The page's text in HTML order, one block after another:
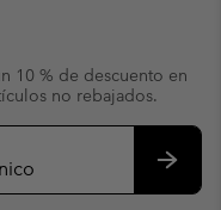
10 % de descuento en
no rebajados.